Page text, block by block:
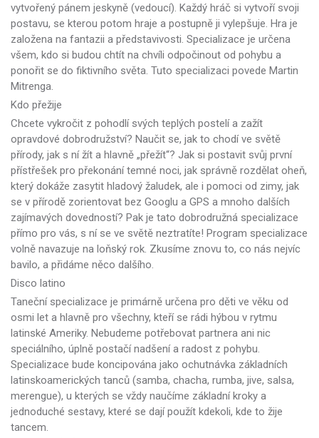
vytvořený pánem jeskyně (vedoucí). Každý hráč si vytvoří svoji
postavu, se kterou potom hraje a postupně ji vylepšuje. Hra je
založena na fantazii a představivosti. Specializace je určena
všem, kdo si budou chtít na chvíli odpočinout od pohybu a
ponořit se do fiktivního světa. Tuto specializaci povede Martin
Mitrenga.
Kdo přežije
Chcete vykročit z pohodlí svých teplých postelí a zažít
opravdové dobrodružství? Naučit se, jak to chodí ve světě
přírody, jak s ní žít a hlavně „přežít“? Jak si postavit svůj první
přístřešek pro překonání temné noci, jak správně rozdělat oheň,
který dokáže zasytit hladový žaludek, ale i pomoci od zimy, jak
se v přírodě zorientovat bez Googlu a GPS a mnoho dalších
zajímavých dovedností? Pak je tato dobrodružná specializace
přímo pro vás, s ní se ve světě neztratíte! Program specializace
volně navazuje na loňský rok. Zkusíme znovu to, co nás nejvíc
bavilo, a přidáme něco dalšího.
Disco latino
Taneční specializace je primárně určena pro děti ve věku od
osmi let a hlavně pro všechny, kteří se rádi hýbou v rytmu
latinské Ameriky. Nebudeme potřebovat partnera ani nic
speciálního, úplně postačí nadšení a radost z pohybu.
Specializace bude koncipována jako ochutnávka základních
latinskoamerických tanců (samba, chacha, rumba, jive, salsa,
merengue), u kterých se vždy naučíme základní kroky a
jednoduché sestavy, které se dají použít kdekoli, kde to žije
tancem.